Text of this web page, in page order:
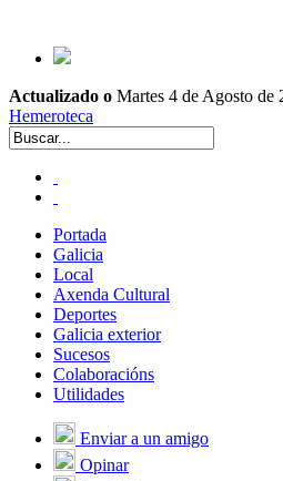
Actualizado o Martes 4 de Agosto de
Hemeroteca
Portada
Galicia
Local
Axenda Cultural
Deportes
Galicia exterior
Sucesos
Colaboracións
Utilidades
Enviar a un amigo
Opinar